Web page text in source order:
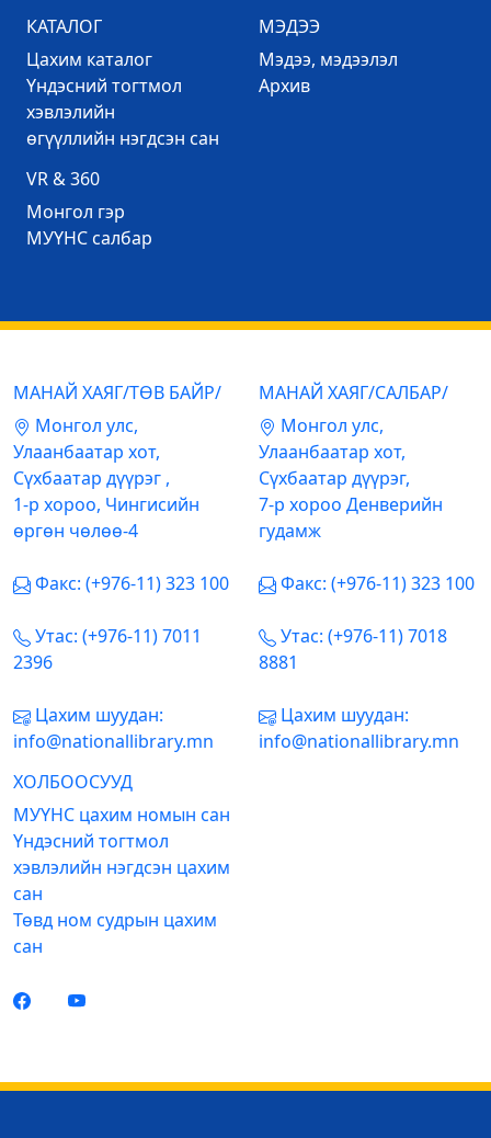
КАТАЛОГ
Цахим каталог
Үндэсний тогтмол
хэвлэлийн
өгүүллийн нэгдсэн сан
МЭДЭЭ
Mэдээ, мэдээлэл
Архив
VR & 360
Mонгол гэр
МУҮНС салбар
МАНАЙ ХАЯГ/ТӨВ БАЙР/
Mонгол улс,
Улаанбаатар хот,
Сүхбаатар дүүрэг ,
1-р хороо, Чингисийн
өргөн чөлөө-4
Факс: (+976-11) 323 100
Утас: (+976-11) 7011
2396
Цахим шуудан:
info@nationallibrary.mn
МАНАЙ ХАЯГ/САЛБАР/
Mонгол улс,
Улаанбаатар хот,
Сүхбаатар дүүрэг,
7-р хороо Денверийн
гудамж
Факс: (+976-11) 323 100
Утас: (+976-11) 7018
8881
Цахим шуудан:
info@nationallibrary.mn
ХОЛБООСУУД
МУҮНС цахим номын сан
Үндэсний тогтмол
хэвлэлийн нэгдсэн цахим
сан
Төвд ном судрын цахим
сан